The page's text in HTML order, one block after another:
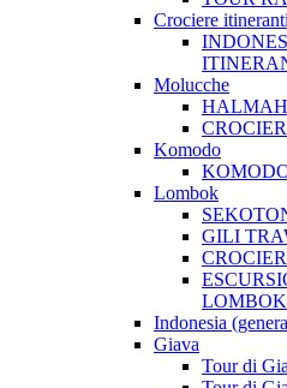
Crociere itineranti
Molucche
Komodo
Lombok
GILI
LOMBOK
Indonesia
Giava
Tour di